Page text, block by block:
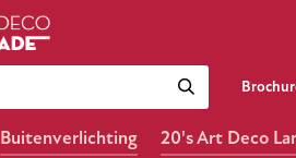
Buitenverlichting 20's Art Deco